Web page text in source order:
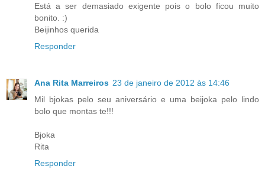
Está a ser demasiado exigente pois o bolo ficou muito
bonito. :)
Beijinhos querida
Responder
Ana Rita Marreiros 23 de janeiro de 2012 às 14:46
Mil bjokas pelo seu aniversário e uma beijoka pelo lindo
bolo que montas te!!!
Bjoka
Rita
Responder